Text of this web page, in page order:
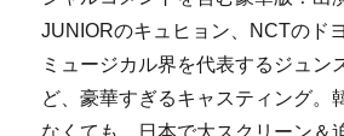
JUNIORのキュヒョン、NCTのド
ミュージカル界を代表するジュン
ど、豪華すぎるキャスティング。